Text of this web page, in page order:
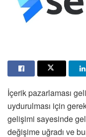
İçerik pazarlaması
uydurulması için
gelişimi sayesinde
değişime uğradı ve